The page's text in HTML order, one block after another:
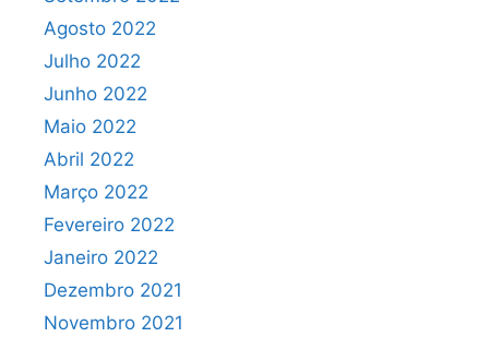
Agosto 2022
Julho 2022
Junho 2022
Maio 2022
Abril 2022
Março 2022
Fevereiro 2022
Janeiro 2022
Dezembro 2021
Novembro 2021